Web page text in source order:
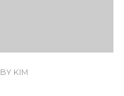
BY KIM